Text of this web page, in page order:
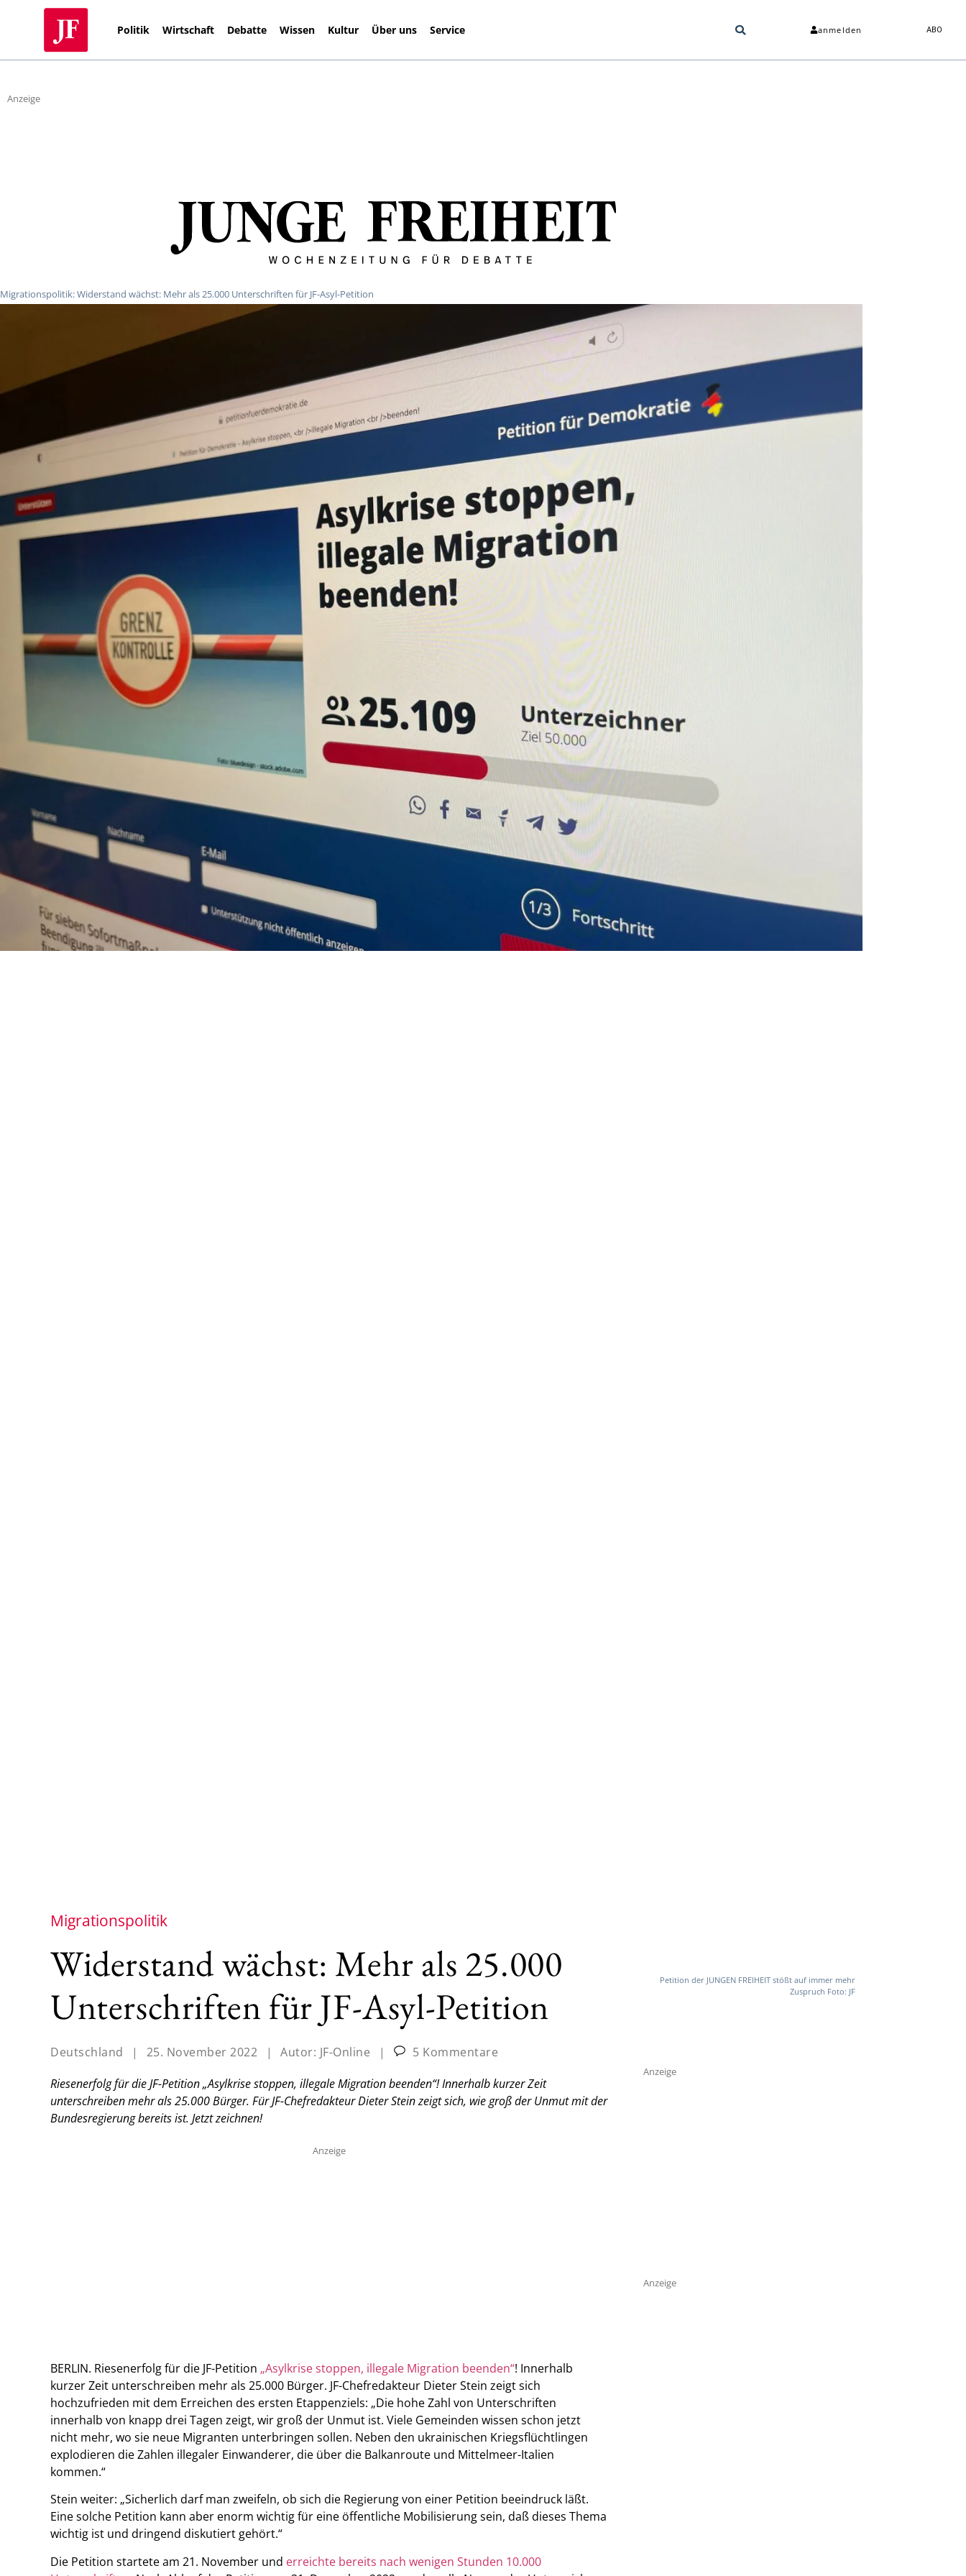
Politik Wirtschaft Debatte Wissen Kultur Über uns Service anmelden ABO
Anzeige
Migrationspolitik: Widerstand wächst: Mehr als 25.000 Unterschriften für JF-Asyl-Petition
Migrationspolitik
Widerstand wächst: Mehr als 25.000
Unterschriften für JF-Asyl-Petition
Deutschland | 25. November 2022 | Autor: JF-Online |
5 Kommentare
Riesenerfolg für die JF-Petition „Asylkrise stoppen, illegale Migration beenden“! Innerhalb kurzer Zeit
unterschreiben mehr als 25.000 Bürger. Für JF-Chefredakteur Dieter Stein zeigt sich, wie groß der Unmut mit der
Bundesregierung bereits ist. Jetzt zeichnen!
Anzeige
BERLIN. Riesenerfolg für die JF-Petition „Asylkrise stoppen, illegale Migration beenden“! Innerhalb
kurzer Zeit unterschreiben mehr als 25.000 Bürger. JF-Chefredakteur Dieter Stein zeigt sich
hochzufrieden mit dem Erreichen des ersten Etappenziels: „Die hohe Zahl von Unterschriften
innerhalb von knapp drei Tagen zeigt, wir groß der Unmut ist. Viele Gemeinden wissen schon jetzt
nicht mehr, wo sie neue Migranten unterbringen sollen. Neben den ukrainischen Kriegsflüchtlingen
explodieren die Zahlen illegaler Einwanderer, die über die Balkanroute und Mittelmeer-Italien
kommen.“
Stein weiter: „Sicherlich darf man zweifeln, ob sich die Regierung von einer Petition beeindruck läßt.
Eine solche Petition kann aber enorm wichtig für eine öffentliche Mobilisierung sein, daß dieses Thema
wichtig ist und dringend diskutiert gehört.“
Die Petition startete am 21. November und erreichte bereits nach wenigen Stunden 10.000
Petition der JUNGEN FREIHEIT stößt auf immer mehr
Zuspruch Foto: JF
Anzeige
Anzeige